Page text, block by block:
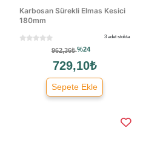
Karbosan Sürekli Elmas Kesici
180mm
3 adet stokta
962,36₺%24
729,10₺
Sepete Ekle